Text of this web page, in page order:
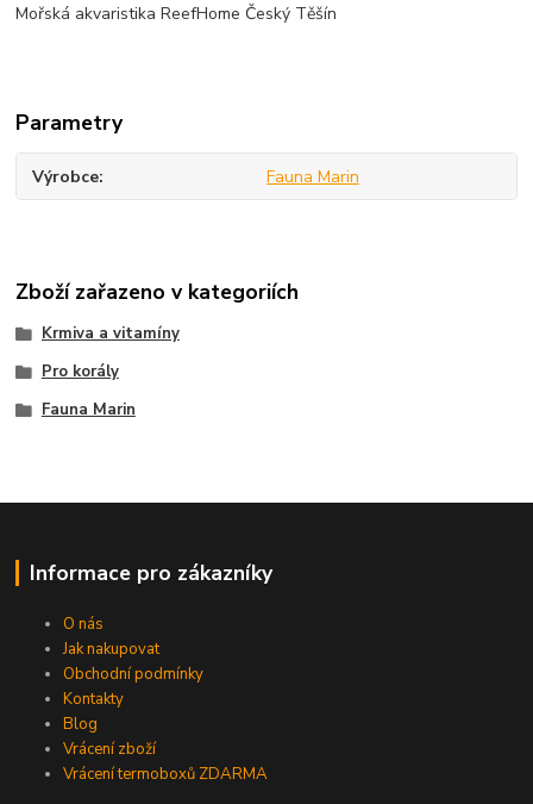
Mořská akvaristika ReefHome Český Těšín
Parametry
Výrobce Fauna Marin
Zboží zařazeno v kategoriích
Krmiva a vitamíny
Pro korály
Fauna Marin
Informace pro zákazníky
O nás
Jak nakupovat
Obchodní podmínky
Kontakty
Blog
Vrácení zboží
Vrácení termoboxů ZDARMA